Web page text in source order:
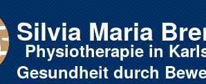
Silvia Maria
Physiotherapie in
Gesundheit durch